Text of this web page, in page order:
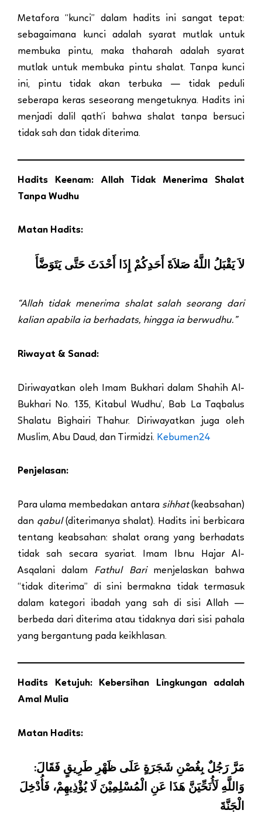
Metafora “kunci” dalam hadits ini sangat tepat:
sebagaimana kunci adalah syarat mutlak untuk
membuka pintu, maka thaharah adalah syarat
mutlak untuk membuka pintu shalat. Tanpa kunci
ini, pintu tidak akan terbuka — tidak peduli
seberapa keras seseorang mengetuknya. Hadits ini
menjadi dalil qath’i bahwa shalat tanpa bersuci
tidak sah dan tidak diterima.
Hadits Keenam: Allah Tidak Menerima Shalat
Tanpa Wudhu
Matan Hadits:
لاَ يَقْبَلُ اللَّهُ صَلاَةَ أَحَدِكُمْ إِذَا أَحْدَثَ حَتَّى يَتَوَضَّأَ
“Allah tidak menerima shalat salah seorang dari
kalian apabila ia berhadats, hingga ia berwudhu.”
Riwayat & Sanad:
Diriwayatkan oleh Imam Bukhari dalam Shahih Al-
Bukhari No. 135, Kitabul Wudhu’, Bab La Taqbalus
Shalatu Bighairi Thahur. Diriwayatkan juga oleh
Muslim, Abu Daud, dan Tirmidzi. Kebumen24
Penjelasan:
Para ulama membedakan antara sihhat(keabsahan)
dan qabul(diterimanya shalat). Hadits ini berbicara
tentang keabsahan: shalat orang yang berhadats
tidak sah secara syariat. Imam Ibnu Hajar Al-
Asqalani dalam Fathul Barimenjelaskan bahwa
“tidak diterima” di sini bermakna tidak termasuk
dalam kategori ibadah yang sah di sisi Allah —
berbeda dari diterima atau tidaknya dari sisi pahala
yang bergantung pada keikhlasan.
Hadits Ketujuh: Kebersihan Lingkungan adalah
Amal Mulia
Matan Hadits:
مَرَّ رَجُلٌ بِغُصْنِ شَجَرَةٍ عَلَى ظَهْرِ طَرِيقٍ فَقَالَ:
وَاللَّهِ لَأُنَحِّيَنَّ هَذَا عَنِ الْمُسْلِمِيْنَ لَا يُؤْذِيهِمْ، فَأُدْخِلَ
الْجَنَّةَ